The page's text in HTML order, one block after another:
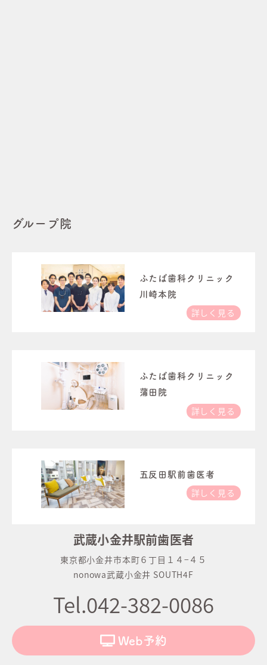
グループ院
ふたば歯科クリニック
川崎本院
詳しく見る
ふたば歯科クリニック
蒲田院
詳しく見る
五反田駅前歯医者
詳しく見る
武蔵小金井駅前歯医者
東京都小金井市本町６丁目１４−４５
nonowa武蔵小金井 SOUTH4F
Tel.042-382-0086
Web予約